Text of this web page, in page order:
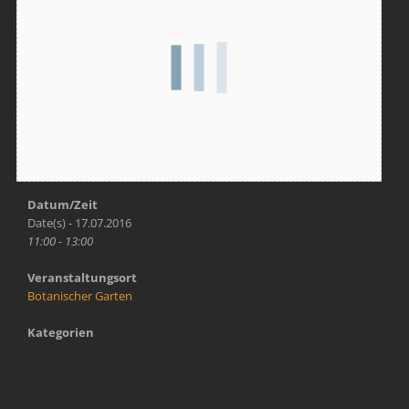
Datum/Zeit
Date(s) - 17.07.2016
11:00 - 13:00
Veranstaltungsort
Botanischer Garten
Kategorien